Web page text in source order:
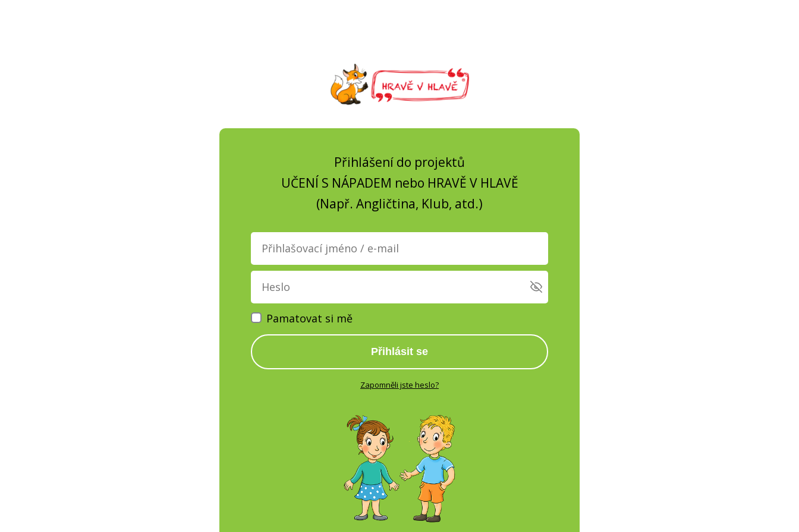
Přihlášení do projektů
UČENÍ S NÁPADEM nebo HRAVĚ V HLAVĚ
(Např. Angličtina, Klub, atd.)
Pamatovat si mě
Přihlásit se
Zapomněli jste heslo?